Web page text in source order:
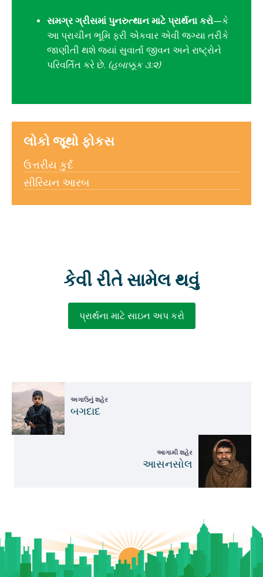
સમગ્ર ગ્રીસમાં પુનરુત્થાન માટે પ્રાર્થના કરો—કે
આ પ્રાચીન ભૂમિ ફરી એકવાર એવી જગ્યા તરીકે
જાણીતી થશે જ્યાં સુવાર્તા જીવન અને રાષ્ટ્રોને
પરિવર્તિત કરે છે. (હબાક્કૂક ૩:૨)
લોકો જૂથો ફોકસ
ઉત્તરીય કુર્દ
સીરિયન આરબ
કેવી રીતે સામેલ થવું
પ્રાર્થના માટે સાઇન અપ કરો
અગાઉનું શહેર
બગદાદ
આગામી શહેર
આસનસોલ